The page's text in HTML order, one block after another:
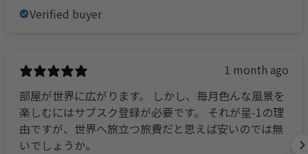
Verified buyer
1 month ago
部屋が世界に広がります。 しかし、毎月色んな風景を
楽しむにはサブスク登録が必要です。 それが星-1の理
由ですが、世界へ旅立つ旅費だと思えば安いのでは無
いでしょうか。